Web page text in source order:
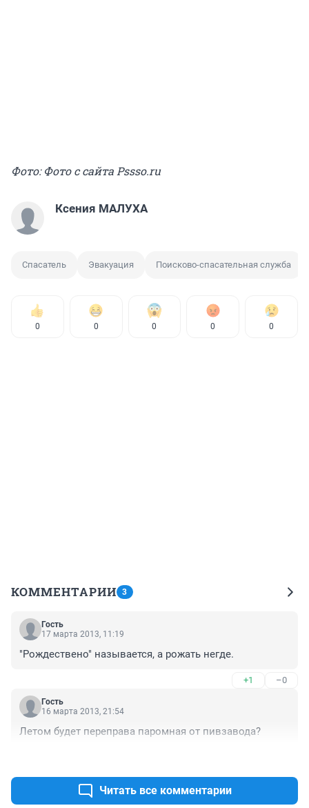
Фото: Фото с сайта Рssso.ru
Ксения МАЛУХА
Спасатель Эвакуация Поисково-спасательная служба
0 0 0 0 0
КОММЕНТАРИИ 3
Гость
17 марта 2013, 11:19
"Рождествено" называется, а рожать негде.
+1 –0
Гость
16 марта 2013, 21:54
Летом будет переправа паромная от пивзавода?
Читать все комментарии